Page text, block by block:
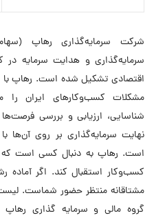
شرکت سرمایه‌گذاری رهاپ
سرمایه‌گذاری و هدایت سرمایه در
مشکلات کسب‌وکارهای ایران
شناسایی، ارزیابی و بررسی
نهایت سرمایه‌گذاری بر روی آن‌ها
است. رهاپ به دنبال کسی است
کسب‌وکار استقبال کند. اگر
مشتاقانه منتظر حضور شماست.
گروه مالی و سرمایه گذاری رهاپ